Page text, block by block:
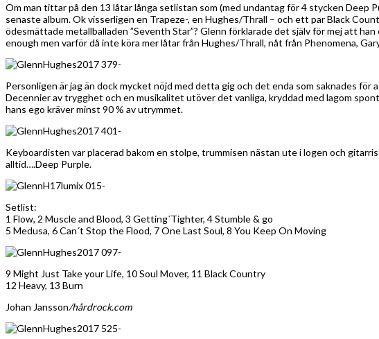
Om man tittar på den 13 låtar långa setlistan som (med undantag för 4 stycken Deep
senaste album. Ok visserligen en Trapeze-, en Hughes/Thrall – och ett par Black
ödesmättade metallballaden ”Seventh Star”? Glenn förklarade det själv för mej att
enough men varför då inte köra mer låtar från Hughes/Thrall, nåt från Phenomena,
Personligen är jag än dock mycket nöjd med detta gig och det enda som saknades
Decennier av trygghet och en musikalitet utöver det vanliga, kryddad med lagom
hans ego kräver minst 90 % av utrymmet.
Keyboardisten var placerad bakom en stolpe, trummisen nästan ute i logen och
alltid….Deep Purple.
Setlist:
1 Flow, 2 Muscle and Blood, 3 Getting´Tighter, 4 Stumble & go
5 Medusa, 6 Can´t Stop the Flood, 7 One Last Soul, 8 You Keep On Moving
9 Might Just Take your Life, 10 Soul Mover, 11 Black Country
12 Heavy, 13 Burn
Johan Jansson/hårdrock.com